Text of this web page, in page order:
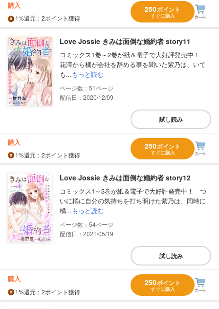
購入
1%還元 ：2ポイント獲得
250ポイント
すぐに購入
Love Jossie きみは面倒な婚約者 story11
コミックス1巻～2巻が紙＆電子で大好評発売中！
花澤から橘が会社を辞める事を聞いた紫乃は、いて
も...もっと読む
51
配信日：2020/12/09
試し読み
購入
1%還元 ：2ポイント獲得
250ポイント
すぐに購入
Love Jossie きみは面倒な婚約者 story12
コミックス1～3巻が紙＆電子で大好評発売中！ つ
いに橘に自分の気持ちを打ち明けた紫乃は、同時に
橘...もっと読む
54
配信日：2021/05/19
試し読み
購入
1%還元 ：2ポイント獲得
250ポイント
すぐに購入